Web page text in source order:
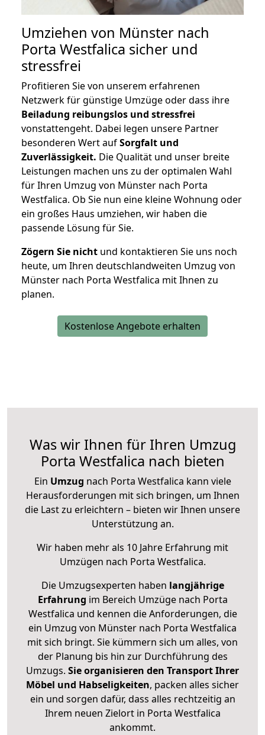
Umziehen von Münster nach
Porta Westfalica sicher und
stressfrei
Profitieren Sie von unserem erfahrenen
Netzwerk für günstige Umzüge oder dass ihre
Beiladung reibungslos und stressfrei
vonstattengeht. Dabei legen unsere Partner
besonderen Wert aufSorgfalt und
Zuverlässigkeit. Die Qualität und unser breite
Leistungen machen uns zu der optimalen Wahl
für Ihren Umzug von Münster nach Porta
Westfalica. Ob Sie nun eine kleine Wohnung oder
ein großes Haus umziehen, wir haben die
passende Lösung für Sie.
Zögern Sie nicht und kontaktieren Sie uns noch
heute, um Ihren deutschlandweiten Umzug von
Münster nach Porta Westfalica mit Ihnen zu
planen.
Kostenlose Angebote erhalten
Was wir Ihnen für Ihren Umzug
Porta Westfalica nach bieten
Ein Umzug nach Porta Westfalica kann viele
Herausforderungen mit sich bringen, um Ihnen
die Last zu erleichtern – bieten wir Ihnen unsere
Unterstützung an.
Wir haben mehr als 10 Jahre Erfahrung mit
Umzügen nach Porta Westfalica.
Die Umzugsexperten haben langjährige
Erfahrung im Bereich Umzüge nach Porta
Westfalica und kennen die Anforderungen, die
ein Umzug von Münster nach Porta Westfalica
mit sich bringt. Sie kümmern sich um alles, von
der Planung bis hin zur Durchführung des
Umzugs. Sie organisieren den Transport Ihrer
Möbel und Habseligkeiten, packen alles sicher
ein und sorgen dafür, dass alles rechtzeitig an
Ihrem neuen Zielort in Porta Westfalica
ankommt.